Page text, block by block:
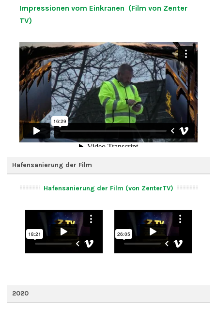
Impressionen vom Einkranen (Film von Zenter
TV)
Hafensanierung der Film
Hafensanierung der Film (von ZenterTV)
2020